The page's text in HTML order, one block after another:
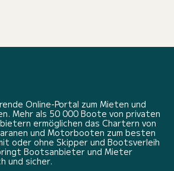
Online-Portal zum Mieten und
Mehr als 50 000 Boote von privaten
ermöglichen das Chartern von
und Motorbooten zum besten
oder ohne Skipper und Bootsverleih
Bootsanbieter und Mieter
und sicher.